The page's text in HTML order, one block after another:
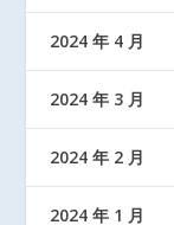
2024 年 4 月
2024 年 3 月
2024 年 2 月
2024 年 1 月